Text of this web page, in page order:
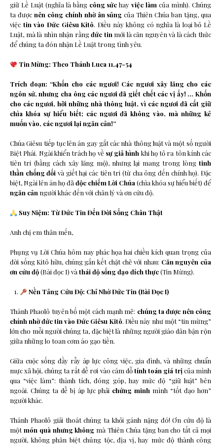
giữ Lề Luật (nghĩa là bằng công sức hayviệc làm của mình). Chúng
ta được nên công chính nhờ ân sủng của Thiên Chúa ban tặng, qua
việc tin vào Đức Giêsu Kitô. Điều này không có nghĩa là loại bỏ Lề
Luật, mà là nhìn nhận rằngđức tin mới là căn nguyên và là cách thức
để chúng ta đón nhận Lề Luật trong tình yêu.
Tin Mừng: Theo Thánh Luca 11,47-54
Trích đoạn: “Khốn cho các ngươi! Các ngươi xây lăng cho các
ngôn sứ, nhưng cha ông các ngươi đã giết chết các vị ấy! … Khốn
cho các ngươi, hỡi những nhà thông luật, vì các ngươi đã cất giữ
chìa khóa sự hiểu biết; các ngươi đã không vào, mà những kẻ
muốn vào, các ngươi lại ngăn cản!”
Chúa Giêsu tiếp tục lên án gay gắt các nhà thông luật và một số người
Biệt Phái. Ngài khiển trách họ về sự giả hình khi họ tỏ ra tôn kính các
tiên tri (bằng cách xây lăng mộ), nhưng lại mang trong lòng tinh
thần chống đối và giết hại các tiên tri (từ cha ông đến chính họ). Đặc
biệt, Ngài lên án họ đã độc chiếm Lời Chúa (chìa khóa sự hiểu biết) để
ngăn cản người khác đến với chân lý và ơn cứu độ.
Suy Niệm: Từ Đức Tin Đến Đời Sống Chân Thật
Anh chị em thân mến,
Phụng vụ Lời Chúa hôm nay phác họa hai chiều kích quan trọng của
đời sống Kitô hữu, chúng gắn kết chặt chẽ với nhau: Căn nguyên của
ơn cứu độ(Bài đọc I) và thái độ sống đạo đích thực(Tin Mừng).
Nền Tảng Cứu Độ: Chỉ Nhờ Đức Tin (Bài Đọc I)
Thánh Phaolô tuyên bố một cách mạnh mẽ: chúng ta được nên công
chính nhờ đức tin vào Đức Giêsu Kitô. Điều này như một “tin mừng”
lớn cho mỗi người chúng ta, đặc biệt là những người giáo dân bận rộn
giữa những lo toan cơm áo gạo tiền.
Giữa cuộc sống đầy rẫy áp lực công việc, gia đình, và những chuẩn
mực xã hội, chúng ta rất dễ rơi vào cám dỗtính toán giá trị của mình
qua “việc làm”: thành tích, đóng góp, hay mức độ “giữ luật” bên
ngoài. Chúng ta dễ bị áp lực phải chứng minh mình “tốt đạo hơn”
người khác.
Thánh Phaolô giải thoát chúng ta khỏi gánh nặng đó! Ơn cứu độ là
mộtmón quà nhưng không mà Thiên Chúa tặng ban cho tất cả mọi
người, không phân biệt chủng tộc, địa vị, hay mức độ thành công